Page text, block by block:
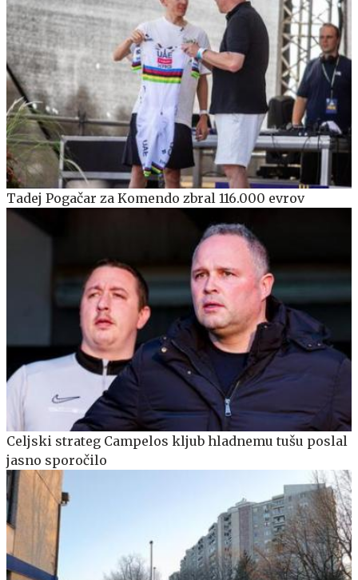
Tadej Pogačar za Komendo zbral 116.000 evrov
Celjski strateg Campelos kljub hladnemu tušu poslal
jasno sporočilo